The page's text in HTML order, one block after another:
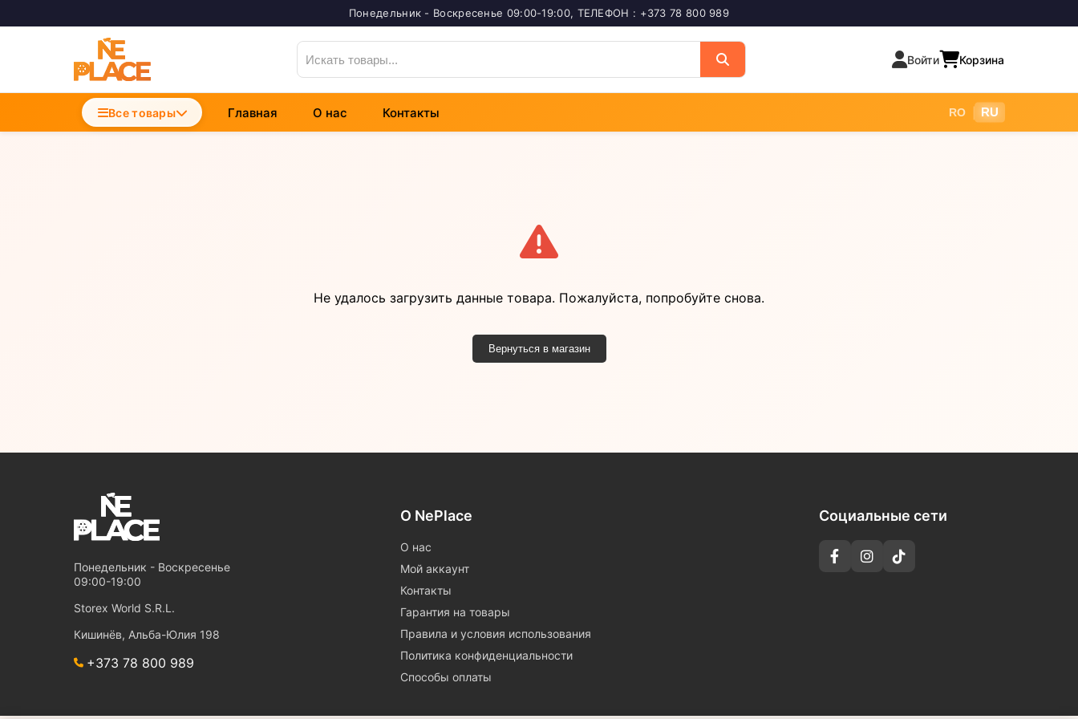
Понедельник - Воскресенье 09:00-19:00, ТЕЛЕФОН : +373 78 800 989
Войти Корзина
Accesorii Telefoane
Incarcatoare Telefon
Все товары Главная О нас Контакты RO RU
Не удалось загрузить данные товара. Пожалуйста, попробуйте снова.
Вернуться в магазин
Понедельник - Воскресенье
09:00-19:00
Storex World S.R.L.
Кишинёв, Альба-Юлия 198
+373 78 800 989
О NePlace
О нас
Мой аккаунт
Контакты
Гарантия на товары
Правила и условия использования
Политика конфиденциальности
Способы оплаты
Социальные сети